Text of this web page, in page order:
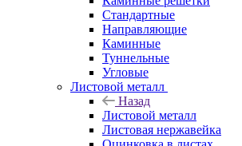
Стандартные
Направляющие
Каминные
Туннельные
Угловые
Листовой металл
Назад
Листовой металл
Листовая нержавейка